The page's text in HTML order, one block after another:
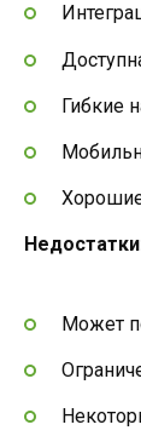
Гибкие
Может